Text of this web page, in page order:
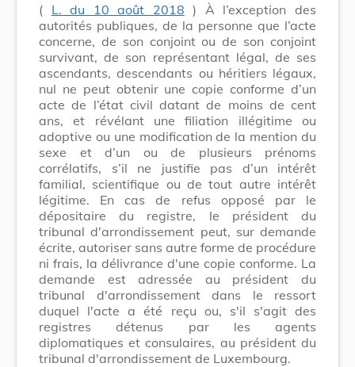
( L. du 10 août 2018 ) À l’exception des
autorités publiques, de la personne que l’acte
concerne, de son conjoint ou de son conjoint
survivant, de son représentant légal, de ses
ascendants, descendants ou héritiers légaux,
nul ne peut obtenir une copie conforme d’un
acte de l’état civil datant de moins de cent
ans, et révélant une filiation illégitime ou
adoptive ou une modification de la mention du
sexe et d’un ou de plusieurs prénoms
corrélatifs, s’il ne justifie pas d’un intérêt
familial, scientifique ou de tout autre intérêt
légitime. En cas de refus opposé par le
dépositaire du registre, le président du
tribunal d'arrondissement peut, sur demande
écrite, autoriser sans autre forme de procédure
ni frais, la délivrance d'une copie conforme. La
demande est adressée au président du
tribunal d'arrondissement dans le ressort
duquel l'acte a été reçu ou, s'il s'agit des
registres détenus par les agents
diplomatiques et consulaires, au président du
tribunal d'arrondissement de Luxembourg.